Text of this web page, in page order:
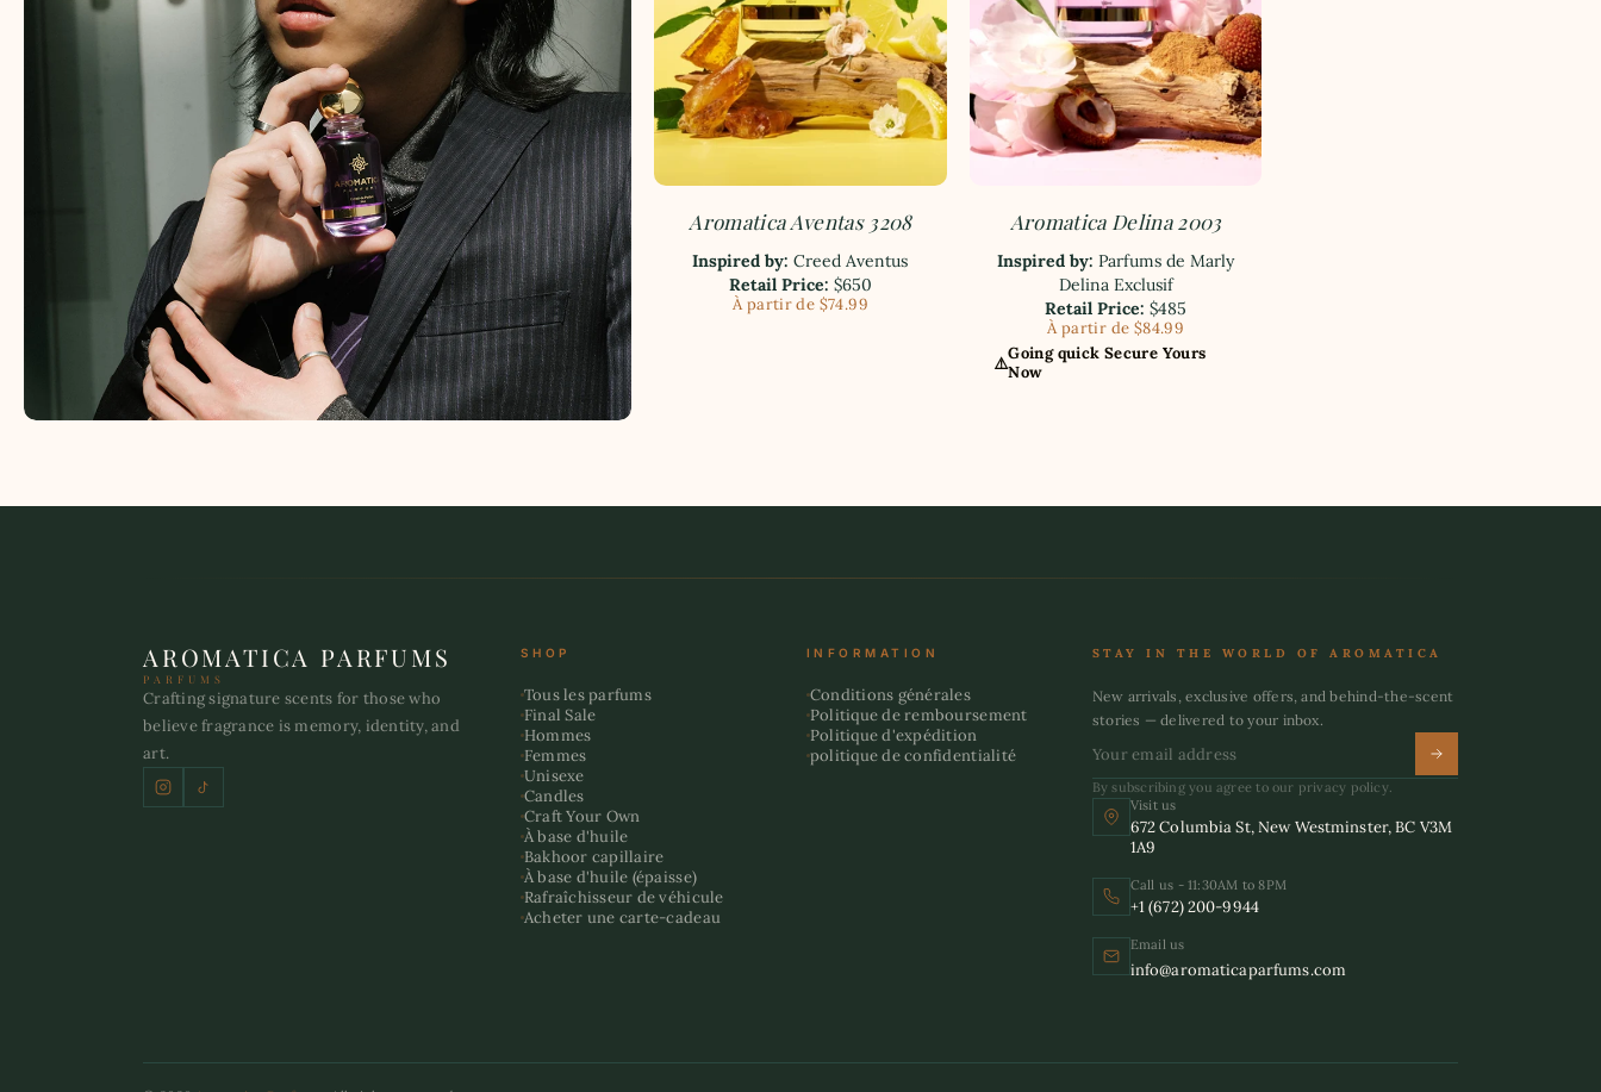
Aromatica Aventas 3208
Inspired by: Creed Aventus
Retail Price: $650
À partir de $74.99
Aromatica Delina 2003
Inspired by: Parfums de Marly
Delina Exclusif
Retail Price: $485
À partir de $84.99
⚠️Going quick Secure Yours
Now
AROMATICA PARFUMS
PARFUMS
Crafting signature scents for those who
believe fragrance is memory, identity, and
art.
SHOP
Tous les parfums
Final Sale
Hommes
Femmes
Unisexe
Candles
Craft Your Own
À base d'huile
Bakhoor capillaire
À base d'huile (épaisse)
Rafraîchisseur de véhicule
Acheter une carte-cadeau
INFORMATION
Conditions générales
Politique de remboursement
Politique d'expédition
politique de confidentialité
STAY IN THE WORLD OF AROMATICA
New arrivals, exclusive offers, and behind-the-scent
stories — delivered to your inbox.
By subscribing you agree to our privacy policy.
Visit us
672 Columbia St, New Westminster, BC V3M
1A9
Call us - 11:30AM to 8PM
+1 (672) 200-9944
Email us
info@aromaticaparfums.com